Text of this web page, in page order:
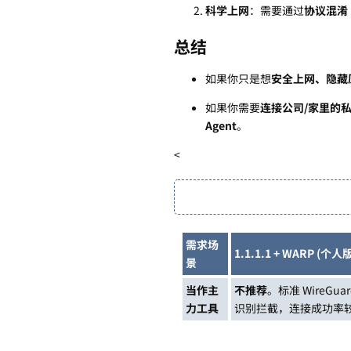
科学上网：需要通过协议混淆
总结
如果你只是想安全上网、隐
如果你需要连接公司/家里的
Agent。
<
需求场
景
1.1.1.1 + WARP (个人
当作主
力工具
不推荐。标准
识别拦截，连接成功率